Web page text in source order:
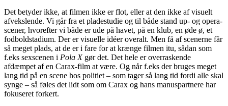
Det betyder ikke, at filmen ikke er flot, eller at den ikke af visuelt
afvekslende. Vi går fra et pladestudie og til både stand up- og opera-
scener, hvorefter vi både er ude på havet, på en klub, en øde ø, et
fodboldstadium. Der er visuelle idéer overalt. Men få af scenerne får
så meget plads, at de er i fare for at krænge filmen itu, sådan som
f.eks sexscenen i Pola X gør det. Det hele er overraskende
afdæmpet af en Carax-film at være. Og når f.eks der bruges meget
lang tid på en scene hos politiet – som tager så lang tid fordi alle skal
synge – så føles det lidt som om Carax og hans manuspartnere har
fokuseret forkert.